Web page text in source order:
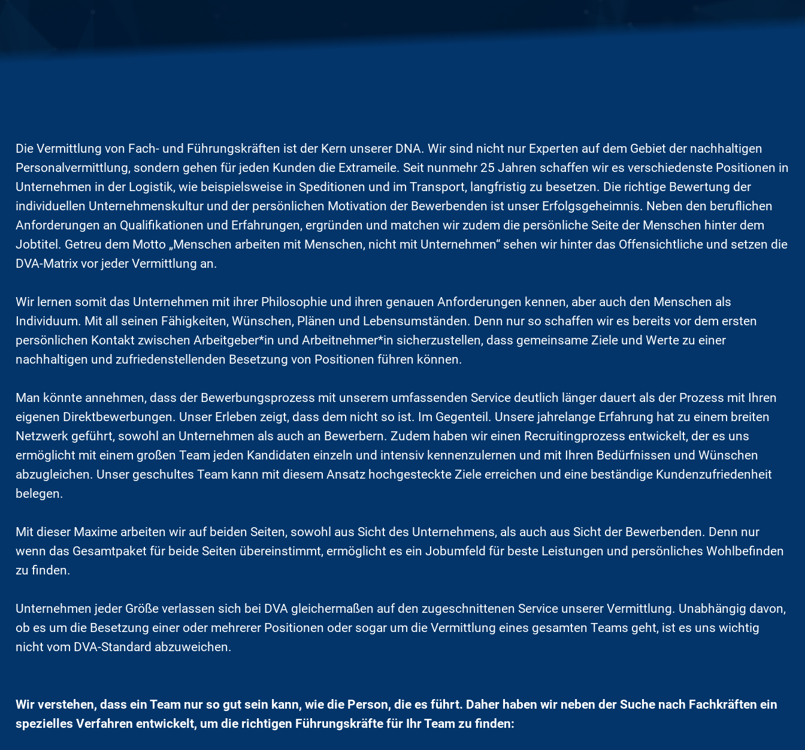
Die Vermittlung von Fach- und Führungskräften ist der Kern unserer DNA. Wir sind nicht nur Experten auf dem Gebiet der nachhaltigen
Personalvermittlung, sondern gehen für jeden Kunden die Extrameile. Seit nunmehr 25 Jahren schaffen wir es verschiedenste Positionen in
Unternehmen in der Logistik, wie beispielsweise in Speditionen und im Transport, langfristig zu besetzen. Die richtige Bewertung der
individuellen Unternehmenskultur und der persönlichen Motivation der Bewerbenden ist unser Erfolgsgeheimnis. Neben den beruflichen
Anforderungen an Qualifikationen und Erfahrungen, ergründen und matchen wir zudem die persönliche Seite der Menschen hinter dem
Jobtitel. Getreu dem Motto „Menschen arbeiten mit Menschen, nicht mit Unternehmen“ sehen wir hinter das Offensichtliche und setzen die
DVA-Matrix vor jeder Vermittlung an.
Wir lernen somit das Unternehmen mit ihrer Philosophie und ihren genauen Anforderungen kennen, aber auch den Menschen als
Individuum. Mit all seinen Fähigkeiten, Wünschen, Plänen und Lebensumständen. Denn nur so schaffen wir es bereits vor dem ersten
persönlichen Kontakt zwischen Arbeitgeber*in und Arbeitnehmer*in sicherzustellen, dass gemeinsame Ziele und Werte zu einer
nachhaltigen und zufriedenstellenden Besetzung von Positionen führen können.
Man könnte annehmen, dass der Bewerbungsprozess mit unserem umfassenden Service deutlich länger dauert als der Prozess mit Ihren
eigenen Direktbewerbungen. Unser Erleben zeigt, dass dem nicht so ist. Im Gegenteil. Unsere jahrelange Erfahrung hat zu einem breiten
Netzwerk geführt, sowohl an Unternehmen als auch an Bewerbern. Zudem haben wir einen Recruitingprozess entwickelt, der es uns
ermöglicht mit einem großen Team jeden Kandidaten einzeln und intensiv kennenzulernen und mit Ihren Bedürfnissen und Wünschen
abzugleichen. Unser geschultes Team kann mit diesem Ansatz hochgesteckte Ziele erreichen und eine beständige Kundenzufriedenheit
belegen.
Mit dieser Maxime arbeiten wir auf beiden Seiten, sowohl aus Sicht des Unternehmens, als auch aus Sicht der Bewerbenden. Denn nur
wenn das Gesamtpaket für beide Seiten übereinstimmt, ermöglicht es ein Jobumfeld für beste Leistungen und persönliches Wohlbefinden
zu finden.
Unternehmen jeder Größe verlassen sich bei DVA gleichermaßen auf den zugeschnittenen Service unserer Vermittlung. Unabhängig davon,
ob es um die Besetzung einer oder mehrerer Positionen oder sogar um die Vermittlung eines gesamten Teams geht, ist es uns wichtig
nicht vom DVA-Standard abzuweichen.
Wir verstehen, dass ein Team nur so gut sein kann, wie die Person, die es führt. Daher haben wir neben der Suche nach Fachkräften ein
spezielles Verfahren entwickelt, um die richtigen Führungskräfte für Ihr Team zu finden: